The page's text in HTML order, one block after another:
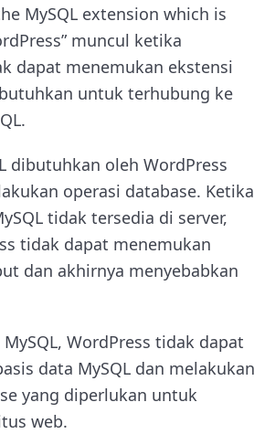
MySQL extension which is
muncul ketika
dapat menemukan ekstensi
untuk terhubung ke
dibutuhkan oleh WordPress
operasi database. Ketika
tidak tersedia di server,
tidak dapat menemukan
dan akhirnya menyebabkan
WordPress tidak dapat
data MySQL dan melakukan
yang diperlukan untuk
web.